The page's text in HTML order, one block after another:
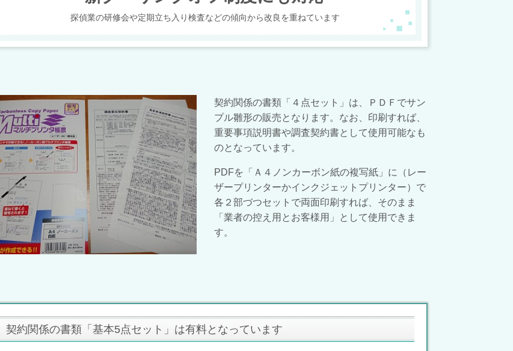
探偵業の研修会や定期立ち入り検査などの傾向から改良を重ねています
契約関係の書類「４点セット」は、ＰＤＦでサン
プル雛形の販売となります。なお、印刷すれば、
重要事項説明書や調査契約書として使用可能なも
のとなっています。
PDFを「Ａ４ノンカーボン紙の複写紙」に（レー
ザープリンターかインクジェットプリンター）で
各２部づつセットで両面印刷すれば、そのまま
「業者の控え用とお客様用」として使用できま
す。
契約関係の書類「基本5点セット」は有料となっています